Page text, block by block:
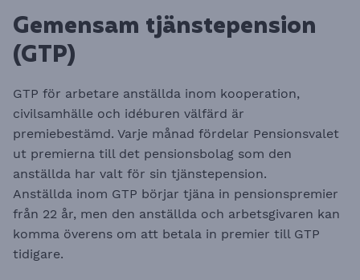
Gemensam tjänstepension
(GTP)
GTP för arbetare anställda inom kooperation,
civilsamhälle och idéburen välfärd är
premiebestämd. Varje månad fördelar Pensionsvalet
ut premierna till det pensionsbolag som den
anställda har valt för sin tjänstepension.
Anställda inom GTP börjar tjäna in pensionspremier
från 22 år, men den anställda och arbetsgivaren kan
komma överens om att betala in premier till GTP
tidigare.